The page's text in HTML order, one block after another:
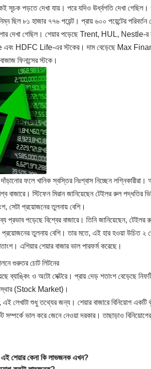
সূচক পড়তে দেখা যায়। পরে যদিও ঊর্ধ্বগতি দেখা
ছিল ৮১ হাজার ৭৭৬ পয়েন্ট। প্রায় ৬০০ পয়েন্টের পরিবর্তন
দেখা গেছিল। শেয়ার পড়েছে Trent, HUL, Nestle-র
এবং HDFC Life-এর স্টকের। দাম বেড়েছে Max
ফিনান্সের স্টকে।
ফলে খানিক স্বস্তির নিঃশ্বাস নিচ্ছেন লগ্নিকারীরা।
বাজারে। স্টিফেন মিরান জানিয়েছেন টেইলর রুল পদ্ধতির
সেটা প্রয়োজনের তুলনায় বেশি।
প্রভাব পড়েছে বিশ্বের বাজারে। তিনি জানিয়েছেন,
প্রয়োজনের তুলনায় বেশি। তার মতে, এই হার হওয়া উচিত ২
এশিয়ার শেয়ার বাজার ভাল পারফর্ম করেছে।
গুরুতর চোট লিটনের
ব্যাঙ্কিং ও অটো সেক্টরে। প্রায় দেড় শতাংশ বেড়েছে
(Stock Market)।
লেখাটা শুধু তথ্যের জন্য। শেয়ার বাজারে বিনিয়োগ একটি
সম্পর্কে ভাল করে জেনে নেওয়া দরকার। তাছাড়াও
শেয়ার কেনা কি লাভজনক এখন?